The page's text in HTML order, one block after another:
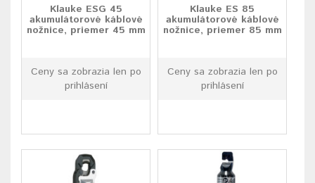
Klauke ESG 45
akumulátorové káblové
nožnice, priemer 45 mm
Ceny sa zobrazia len po
prihlásení
Klauke ES 85
akumulátorové káblové
nožnice, priemer 85 mm
Ceny sa zobrazia len po
prihlásení